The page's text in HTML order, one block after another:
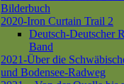
Bilderbuch
2020-Iron Curtain Trail 2
Deutsch-Deutscher
Band
2021-Über die
und Bodensee-Radweg